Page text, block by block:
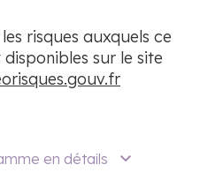
risques auxquels ce
sur le site
en détails